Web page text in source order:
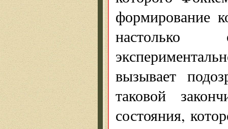
формирование
настолько
вызывает
таковой
состояния,